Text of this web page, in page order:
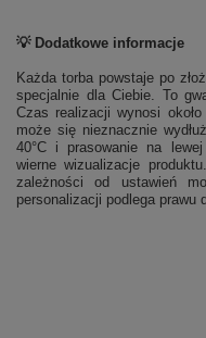
💡 Dodatkowe informacje
Każda torba powstaje po
specjalnie dla Ciebie. To
Czas realizacji wynosi
może się nieznacznie
40°C i prasowanie na
wierne wizualizacje
zależności od ustawień
personalizacji podlega prawu